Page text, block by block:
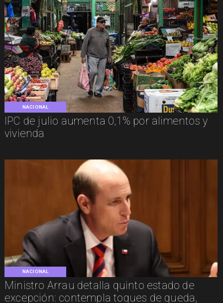
NACIONAL
IPC de julio aumenta 0,1% por alimentos y
vivienda
NACIONAL
Ministro Arrau detalla quinto estado de
excepción: contempla toques de queda,